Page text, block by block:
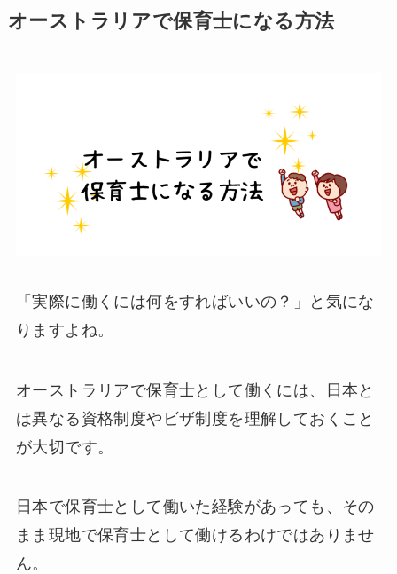
オーストラリアで保育士になる方法
「実際に働くには何をすればいいの？」と気にな
りますよね。
オーストラリアで保育士として働くには、日本と
は異なる資格制度やビザ制度を理解しておくこと
が大切です。
日本で保育士として働いた経験があっても、その
まま現地で保育士として働けるわけではありませ
ん。